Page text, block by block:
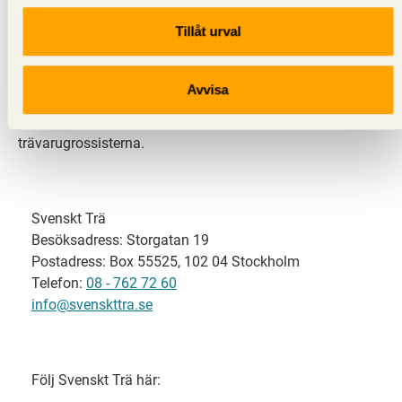
Tillåt urval
Avvisa
Svenskt Trä representerar svensk sågverksindustri
och är en del av branschorganisationen
svensk limträ-, KL-trä- och förpackningsindustri samt
trävarugrossisterna.
Svenskt Trä
Besöksadress: Storgatan 19
Postadress: Box 55525, 102 04 Stockholm
Telefon: 08 - 762 72 60
info@svenskttra.se
Följ Svenskt Trä här: